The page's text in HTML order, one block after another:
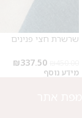
שרשרת חצי פנינים
₪337.50
מידע נוסף